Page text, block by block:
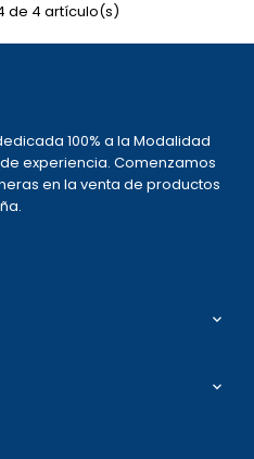
de 4 artículo(s)
100% a la Modalidad
experiencia. Comenzamos
en la venta de productos

